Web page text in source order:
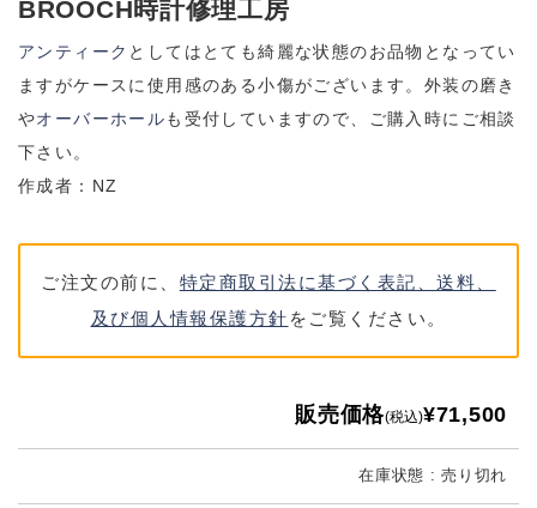
BROOCH時計修理工房
アンティーク としてはとても綺麗な状態のお品物となってい
ますがケースに使用感のある小傷がございます。外装の磨き
やオーバーホールも受付していますので、ご購入時にご相談
下さい。
作成者：NZ
ご注文の前に、 特定商取引法に基づく表記、送料、
及び個人情報保護方針 をご覧ください。
販売価格(税込)¥71,500
在庫状態 : 売り切れ